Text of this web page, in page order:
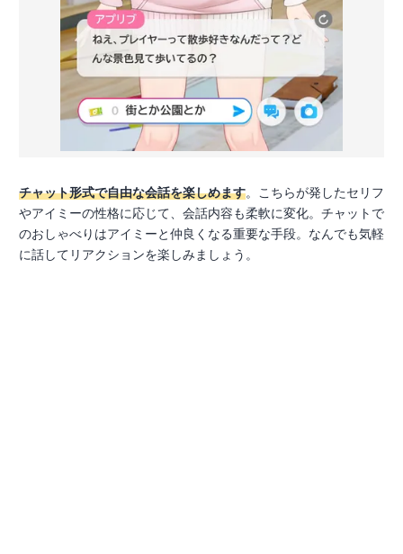
チャット形式で自由な会話を楽しめます。こちらが発したセリフ
やアイミーの性格に応じて、会話内容も柔軟に変化。チャットで
のおしゃべりはアイミーと仲良くなる重要な手段。なんでも気軽
に話してリアクションを楽しみましょう。